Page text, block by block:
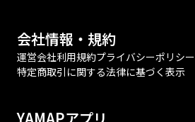
会社情報・規約
運営会社利用規約プライバシーポリシー
特定商取引に関する法律に基づく表示